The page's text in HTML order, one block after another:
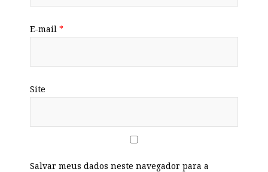
E-mail *
Site
Salvar meus dados neste navegador para a